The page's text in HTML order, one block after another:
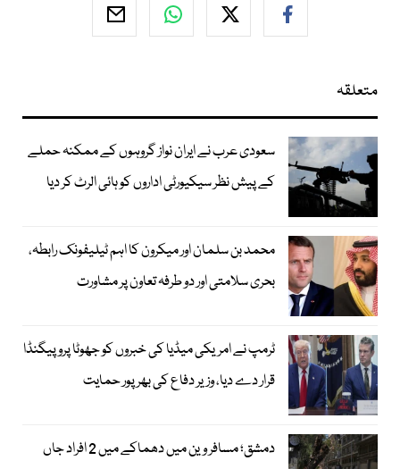
متعلقہ
سعودی عرب نے ایران نواز گروہوں کے ممکنہ حملے
کے پیش نظر سیکیورٹی اداروں کو ہائی الرٹ کر دیا
محمد بن سلمان اور میکرون کا اہم ٹیلیفونک رابطہ،
بحری سلامتی اور دو طرفہ تعاون پر مشاورت
ٹرمپ نے امریکی میڈیا کی خبروں کو جھوٹا پروپیگنڈا
قرار دے دیا، وزیر دفاع کی بھرپور حمایت
دمشق؛ مسافر وین میں دھماکے میں 2 افراد جاں